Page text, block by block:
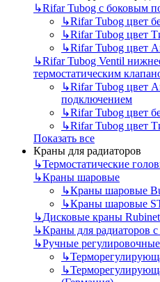
↳Rifar Tubog с боковым
↳Rifar Tubog цвет
↳Rifar Tubog цвет
↳Rifar Tubog цвет
↳Rifar Tubog Ventil
термостатическим
↳Rifar Tubog цвет
подключением
↳Rifar Tubog цвет
↳Rifar Tubog цвет
Показать все
Краны для радиаторов
↳Термостатические
↳Краны шаровые
↳Краны шаровые
↳Краны шаровые
↳Дисковые краны
↳Краны для радиаторов
↳Ручные
↳
↳